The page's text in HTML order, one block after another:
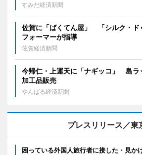
すみだ経済新聞
佐賀に「ばくてん屋」 「シルク・ド
フォーマーが指導
佐賀経済新聞
今帰仁・上運天に「ナギッコ」 島ラ
加工品販売
やんばる経済新聞
プレスリリース／東
困っている外国人旅行者に接した・見か